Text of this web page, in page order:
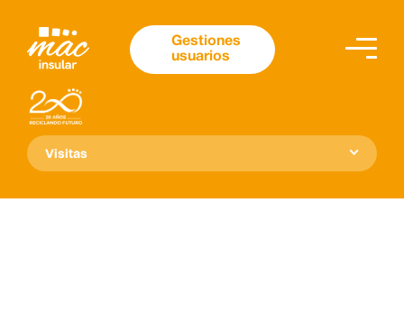
Gestiones
usuarios
Visitas